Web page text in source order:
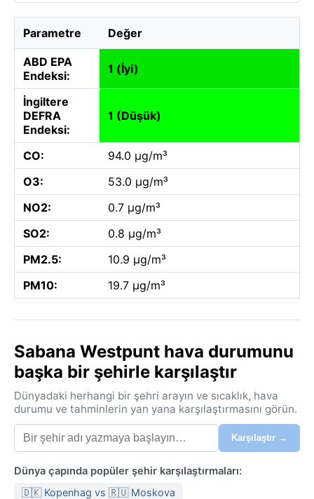
Parametre Değer
ABD EPA
Endeksi:
1 (İyi)
İngiltere
DEFRA
Endeksi:
1 (Düşük)
CO:
94.0 µg/m³
O3:
53.0 µg/m³
NO2:
0.7 µg/m³
SO2:
0.8 µg/m³
PM2.5:
10.9 µg/m³
PM10:
19.7 µg/m³
Sabana Westpunt hava durumunu
başka bir şehirle karşılaştır
Dünyadaki herhangi bir şehri arayın ve sıcaklık, hava
durumu ve tahminlerin yan yana karşılaştırmasını görün.
Karşılaştır →
Dünya çapında popüler şehir karşılaştırmaları:
🇩🇰 Kopenhag vs 🇷🇺 Moskova